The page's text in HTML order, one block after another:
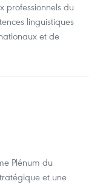
professionnels du
linguistiques
et de
Plénum du
et une